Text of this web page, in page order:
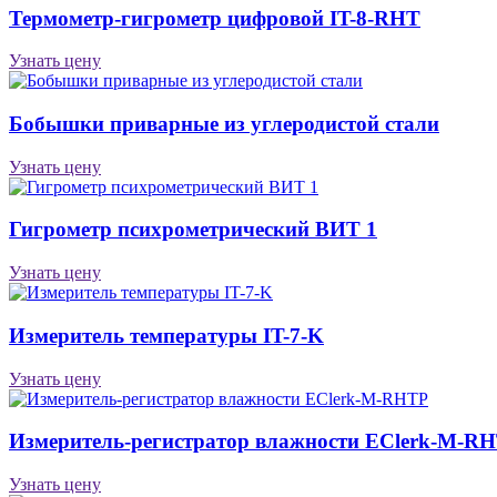
Термометр-гигрометр цифровой IT-8-RHT
Узнать цену
Бобышки приварные из углеродистой стали
Узнать цену
Гигрометр психрометрический ВИТ 1
Узнать цену
Измеритель температуры IT-7-K
Узнать цену
Измеритель-регистратор влажности EClerk-M-
Узнать цену